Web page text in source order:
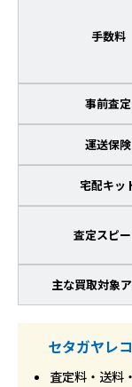
手数料
事前査定
運送保険
宅配キッ
査定スピ
主な買取対象
セタガヤレ
査定料・送料